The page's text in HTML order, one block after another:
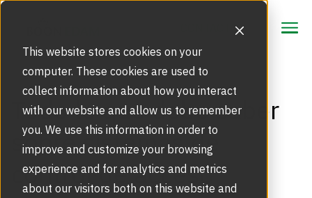
This website stores cookies on your
computer. These cookies are used to
collect information about how you interact
with our website and allow us to remember
you. We use this information in order to
improve and customize your browsing
experience and for analytics and metrics
about our visitors both on this website and
CONTACTO
CONTACTO
Áreas de Enfoque
Soluciones de Seguridad
Los Objetos de BIM
Productos
Puertas Giratorias
Inspiración
Todo lo que debe saber
sobre sistemas de
control de acceso